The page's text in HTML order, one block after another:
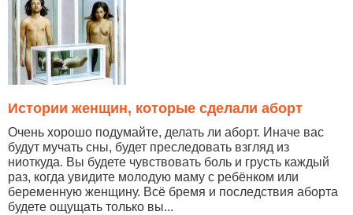
Истории женщин, которые сделали аборт
Очень хорошо подумайте, делать ли аборт. Иначе вас
будут мучать сны, будет преследовать взгляд из
ниоткуда. Вы будете чувствовать боль и грусть каждый
раз, когда увидите молодую маму с ребёнком или
беременную женщину. Всё бремя и последствия аборта
будете ощущать только вы...